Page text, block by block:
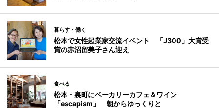
暮らす・働く
松本で女性起業家交流イベント 「J300」大賞受
賞の赤沼留美子さん迎え
食べる
松本・裏町にベーカリーカフェ＆ワイン
「escapism」 朝からゆっくりと